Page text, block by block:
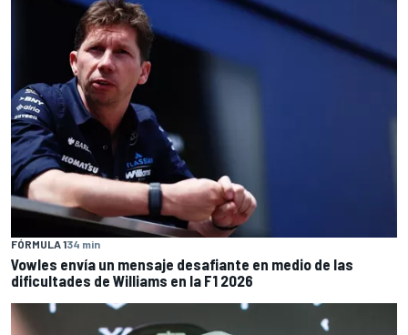
FÓRMULA 134 min
Vowles envía un mensaje desafiante en medio de las
dificultades de Williams en la F1 2026